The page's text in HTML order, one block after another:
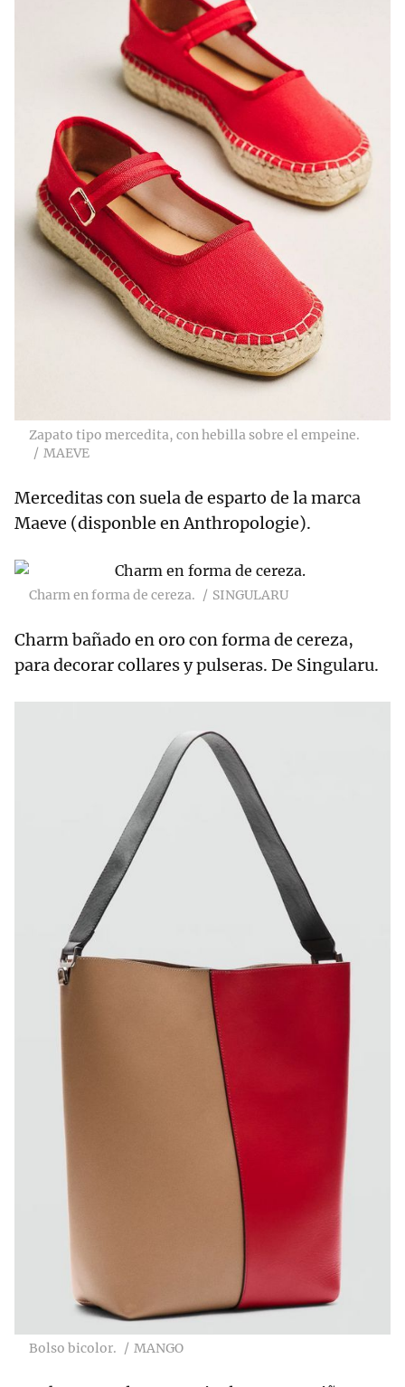
Zapato tipo mercedita, con hebilla sobre el empeine.
MAEVE
Merceditas con suela de esparto de la marca
Maeve (disponble en Anthropologie).
Charm en forma de cereza. SINGULARU
Charm bañado en oro con forma de cereza,
para decorar collares y pulseras. De Singularu.
Bolso bicolor. MANGO